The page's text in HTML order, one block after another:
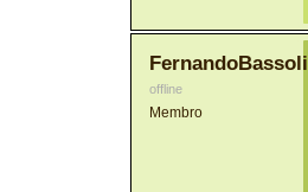
FernandoBassoli
offline
Membro